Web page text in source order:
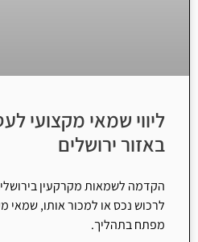
ליווי שמאי מקצועי
באזור ירושלים
הקדמה לשמאות מקרקעין
לרכוש נכס או למכור אותו, שמאי
מפתח בתהליך.